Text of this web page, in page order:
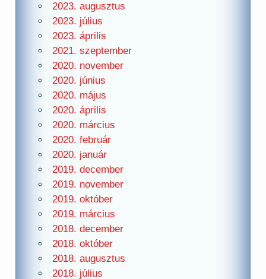
2023. augusztus
2023. július
2023. április
2021. szeptember
2020. november
2020. június
2020. május
2020. április
2020. március
2020. február
2020. január
2019. december
2019. november
2019. október
2019. március
2018. december
2018. október
2018. augusztus
2018. július